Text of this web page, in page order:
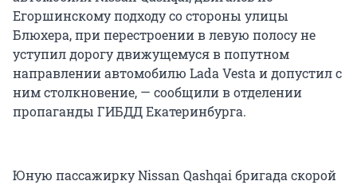
Егоршинскому подходу со стороны улицы
Блюхера, при перестроении в левую полосу не
уступил дорогу движущемуся в попутном
направлении автомобилю Lada Vesta и допустил с
ним столкновение, — сообщили в отделении
пропаганды ГИБДД Екатеринбурга.
Юную пассажирку Nissan Qashqai бригада скорой